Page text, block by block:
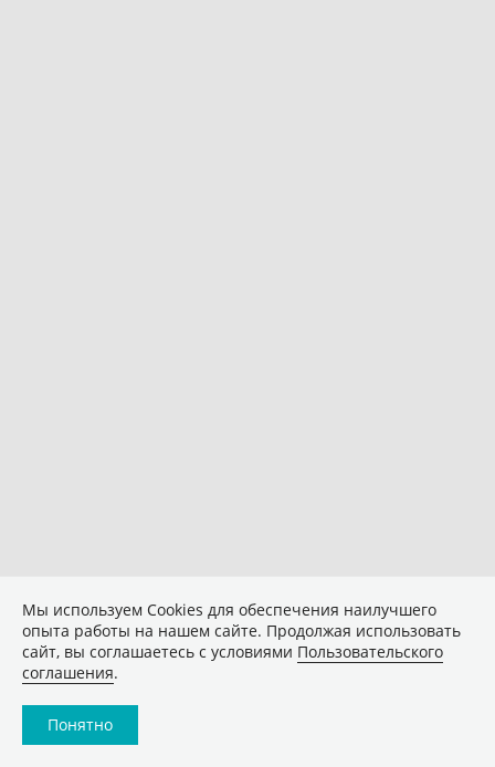
Мы используем Сookies для обеспечения наилучшего
опыта работы на нашем сайте. Продолжая использовать
сайт, вы соглашаетесь с условиями Пользовательского
соглашения.
Понятно